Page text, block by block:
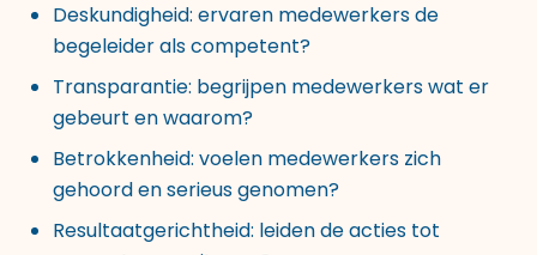
Deskundigheid: ervaren medewerkers de
begeleider als competent?
Transparantie: begrijpen medewerkers wat er
gebeurt en waarom?
Betrokkenheid: voelen medewerkers zich
gehoord en serieus genomen?
Resultaatgerichtheid: leiden de acties tot